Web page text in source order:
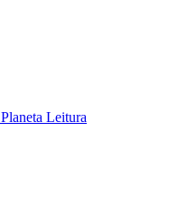
Planeta Leitura